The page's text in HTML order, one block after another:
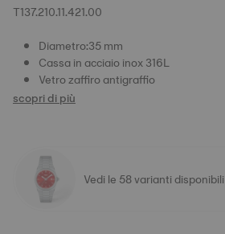
T137.210.11.421.00
Diametro:35 mm
Cassa in acciaio inox 316L
Vetro zaffiro antigraffio
scopri di più
Vedi le 58 varianti disponibili